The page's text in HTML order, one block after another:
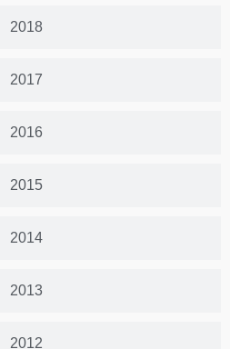
2018
2017
2016
2015
2014
2013
2012